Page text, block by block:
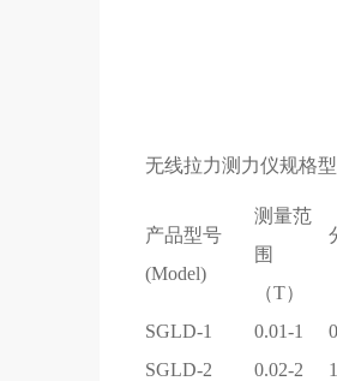
无线拉力测力仪规格
产品型号
(Model)
测量范
围
（T）
SGLD-1 0.01-1
SGLD-2
0.02-2
1